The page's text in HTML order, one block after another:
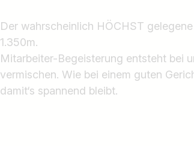
Der wahrscheinlich HÖCHST
1.350m.
Mitarbeiter-Begeisterung entsteht bei
vermischen. Wie bei einem guten
damit‘s spannend bleibt.